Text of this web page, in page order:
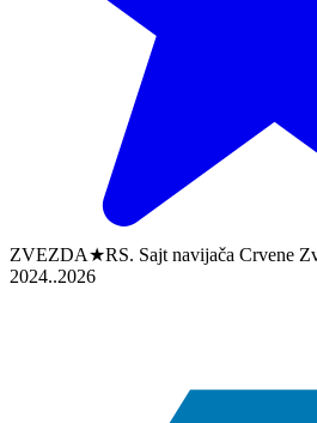
ZVEZDA★RS. Sajt navijača Crvene
2024..2026